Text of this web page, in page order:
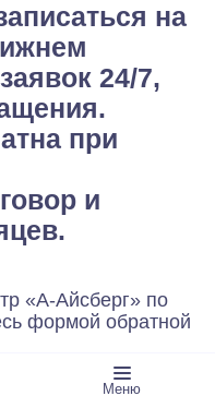
на
24/7,
при
и
«А-Айсберг» по
формой обратной
Меню